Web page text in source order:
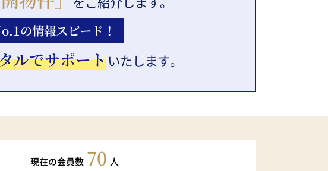
の情報スピード！
ルでサポートいたします。
現在の会員数 70 人